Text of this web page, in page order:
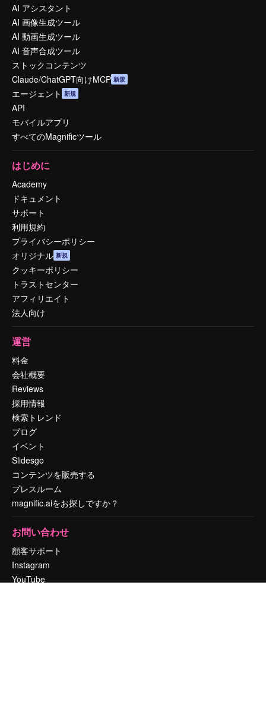
AI アシスタント
AI 画像生成ツール
AI 動画生成ツール
AI 音声合成ツール
ストックコンテンツ
Claude/ChatGPT向けMCP 新規
エージェント 新規
API
モバイルアプリ
すべてのMagnificツール
はじめに
Academy
ドキュメント
サポート
利用規約
プライバシーポリシー
オリジナル 新規
クッキーポリシー
トラストセンター
アフィリエイト
法人向け
運営
料金
会社概要
Reviews
採用情報
検索トレンド
ブログ
イベント
Slidesgo
コンテンツを販売する
プレスルーム
magnific.aiをお探しですか？
お問い合わせ
顧客サポート
Instagram
YouTube